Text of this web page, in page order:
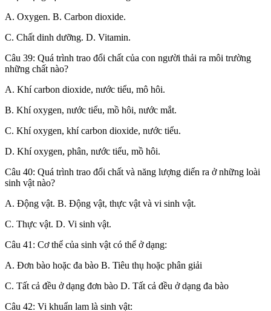
A. Oxygen. B. Carbon dioxide.
C. Chất dinh dưỡng. D. Vitamin.
Câu 39: Quá trình trao đổi chất của con người thải ra môi trường
những chất nào?
A. Khí carbon dioxide, nước tiểu, mô hôi.
B. Khí oxygen, nước tiểu, mồ hôi, nước mắt.
C. Khí oxygen, khí carbon dioxide, nước tiểu.
D. Khí oxygen, phân, nước tiểu, mồ hôi.
Câu 40: Quá trình trao đổi chất và năng lượng diến ra ở những loài
sinh vật nào?
A. Động vật. B. Động vật, thực vật và vi sinh vật.
C. Thực vật. D. Vi sinh vật.
Câu 41: Cơ thể của sinh vật có thể ở dạng:
A. Đơn bào hoặc đa bào B. Tiêu thụ hoặc phân giải
C. Tất cả đều ở dạng đơn bào D. Tất cả đều ở dạng đa bào
Câu 42: Vi khuẩn lam là sinh vật: